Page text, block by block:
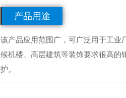
产品用途
该产品应用范围广，可广泛用于工业
候机楼、高层建筑等装饰要求很高的
护。